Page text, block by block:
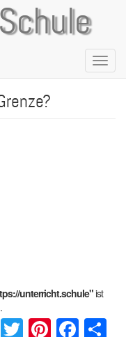
unterricht.schule"ist
WhatsApp
Twitter